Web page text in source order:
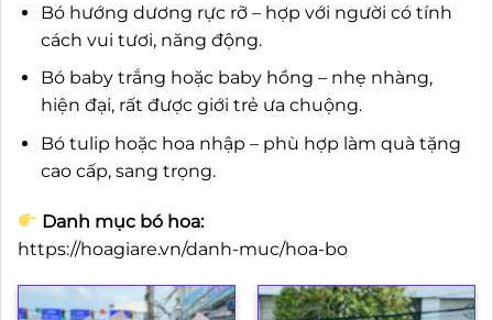
Bó hướng dương rực rỡ – hợp với người có tính
cách vui tươi, năng động.
Bó baby trắng hoặc baby hồng – nhẹ nhàng,
hiện đại, rất được giới trẻ ưa chuộng.
Bó tulip hoặc hoa nhập – phù hợp làm quà tặng
cao cấp, sang trọng.
Danh mục bó hoa:
https://hoagiare.vn/danh-muc/hoa-bo